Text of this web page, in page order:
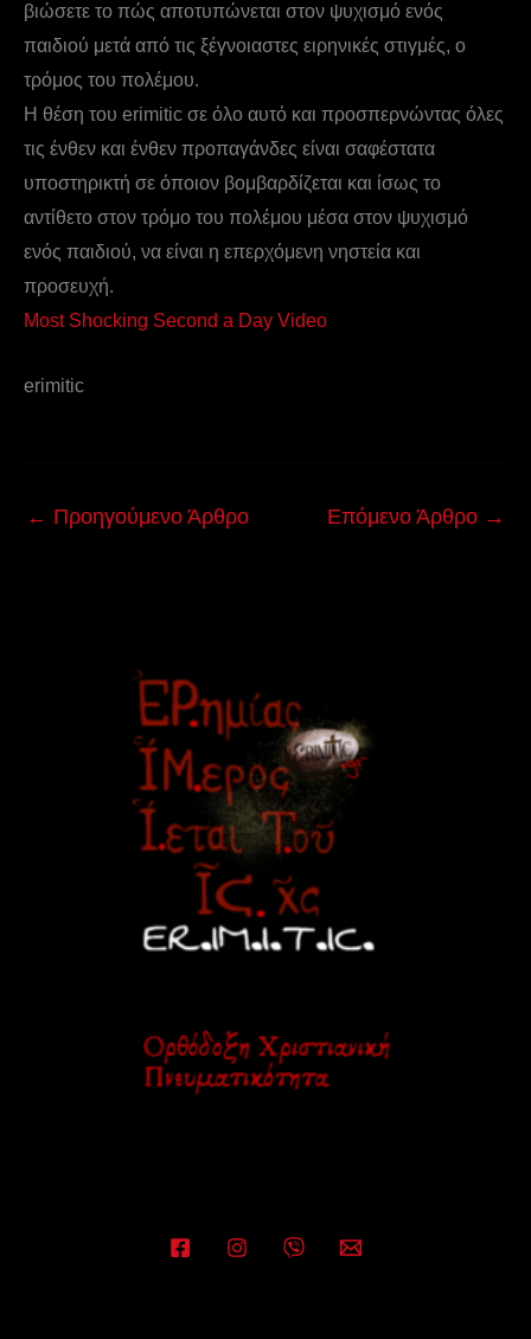
βιώσετε το πώς αποτυπώνεται στον ψυχισμό ενός
παιδιού μετά από τις ξέγνοιαστες ειρηνικές στιγμές, ο
τρόμος του πολέμου.
Η θέση του erimitic σε όλο αυτό και προσπερνώντας όλες
τις ένθεν και ένθεν προπαγάνδες είναι σαφέστατα
υποστηρικτή σε όποιον βομβαρδίζεται και ίσως το
αντίθετο στον τρόμο του πολέμου μέσα στον ψυχισμό
ενός παιδιού, να είναι η επερχόμενη νηστεία και
προσευχή.
Most Shocking Second a Day Video
erimitic
← Προηγούμενο Άρθρο Επόμενο Άρθρο →